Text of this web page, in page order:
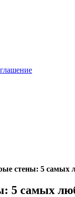
стены: 5 самых
5 самых